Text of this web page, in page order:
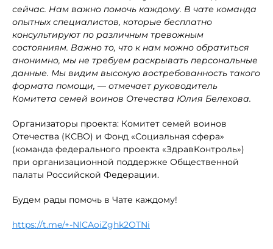
сейчас. Нам важно помочь каждому. В чате команда
опытныхспециалистов, которые бесплатно
консультируютпо различным тревожным
состояниям. Важно то, что к нам можно обратиться
анонимно, мы не требуем раскрывать персональные
данные. Мы видим высокую востребованность такого
формата помощи, — отмечает руководитель
Комитета семей воинов Отечества Юлия Белехова.
Организаторы проекта: Комитет семей воинов
Отечества (КСВО) и Фонд «Социальная сфера»
(команда федерального проекта «ЗдравКонтроль»)
при организационной поддержке Общественной
палаты Российской Федерации.
Будем рады помочь в Чате каждому!
https://t.me/+-NlCAoiZghk2OTNi